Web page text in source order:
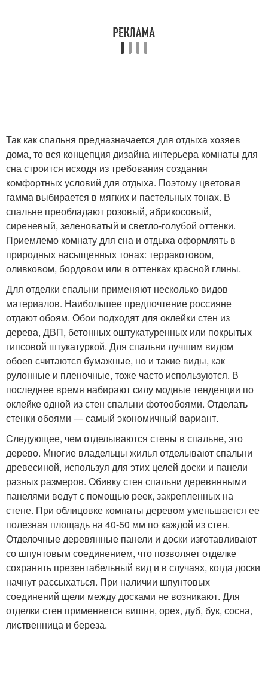
Так как спальня предназначается для отдыха хозяев
дома, то вся концепция дизайна интерьера комнаты для
сна строится исходя из требования создания
комфортных условий для отдыха. Поэтому цветовая
гамма выбирается в мягких и пастельных тонах. В
спальне преобладают розовый, абрикосовый,
сиреневый, зеленоватый и светло-голубой оттенки.
Приемлемо комнату для сна и отдыха оформлять в
природных насыщенных тонах: терракотовом,
оливковом, бордовом или в оттенках красной глины.
Для отделки спальни применяют несколько видов
материалов. Наибольшее предпочтение россияне
отдают обоям. Обои подходят для оклейки стен из
дерева, ДВП, бетонных оштукатуренных или покрытых
гипсовой штукатуркой. Для спальни лучшим видом
обоев считаются бумажные, но и такие виды, как
рулонные и пленочные, тоже часто используются. В
последнее время набирают силу модные тенденции по
оклейке одной из стен спальни фотообоями. Отделать
стенки обоями — самый экономичный вариант.
Следующее, чем отделываются стены в спальне, это
дерево. Многие владельцы жилья отделывают спальни
древесиной, используя для этих целей доски и панели
разных размеров. Обивку стен спальни деревянными
панелями ведут с помощью реек, закрепленных на
стене. При облицовке комнаты деревом уменьшается ее
полезная площадь на 40-50 мм по каждой из стен.
Отделочные деревянные панели и доски изготавливают
со шпунтовым соединением, что позволяет отделке
сохранять презентабельный вид и в случаях, когда доски
начнут рассыхаться. При наличии шпунтовых
соединений щели между досками не возникают. Для
отделки стен применяется вишня, орех, дуб, бук, сосна,
лиственница и береза.